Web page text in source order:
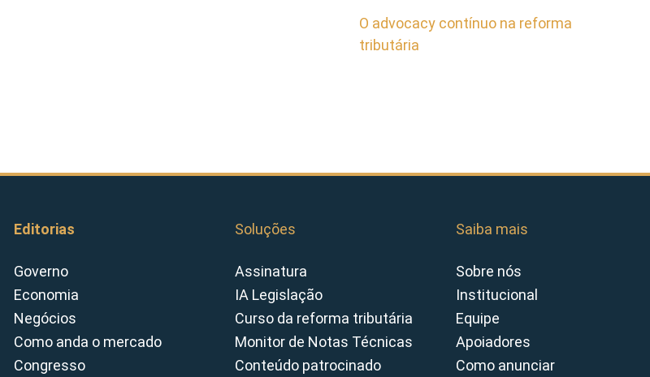
O advocacy contínuo na reforma
tributária
Editorias
Governo
Economia
Negócios
Como anda o mercado
Congresso
Soluções
Assinatura
IA Legislação
Curso da reforma tributária
Monitor de Notas Técnicas
Conteúdo patrocinado
Saiba mais
Sobre nós
Institucional
Equipe
Apoiadores
Como anunciar